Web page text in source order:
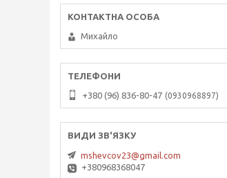
Михайло
+380 (96) 836-80-47 0930968897
mshevcov23@gmail.com
+380968368047